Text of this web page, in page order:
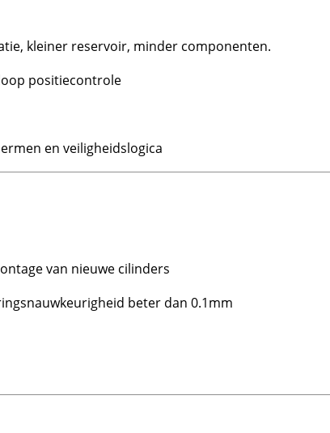
kleiner reservoir, minder componenten.
positiecontrole
en veiligheidslogica
van nieuwe cilinders
beter dan 0.1mm